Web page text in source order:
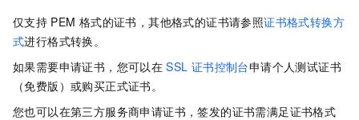
仅支持 PEM 格式的证书，其他格式的证书请参照证书格式转换方
式进行格式转换。
如果需要申请证书，您可以在 SSL 证书控制台申请个人测试证书
（免费版）或购买正式证书。
您也可以在第三方服务商申请证书，签发的证书需满足证书格式